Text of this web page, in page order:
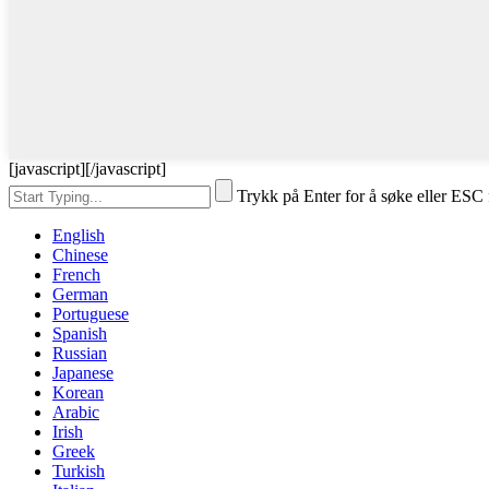
[javascript][/javascript]
Trykk på Enter for å søke eller
English
Chinese
French
German
Portuguese
Spanish
Russian
Japanese
Korean
Arabic
Irish
Greek
Turkish